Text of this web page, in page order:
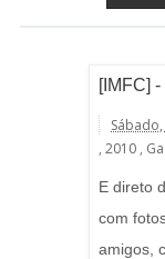
[IMFC]
, 2010 ,
E direto
com
amigos,